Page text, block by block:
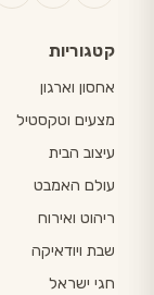
קטגוריות
אחסון וארגון
מצעים וטקסטיל
עיצוב הבית
עולם האמבט
ריהוט ואירוח
שבת ויודאיקה
חגי ישראל